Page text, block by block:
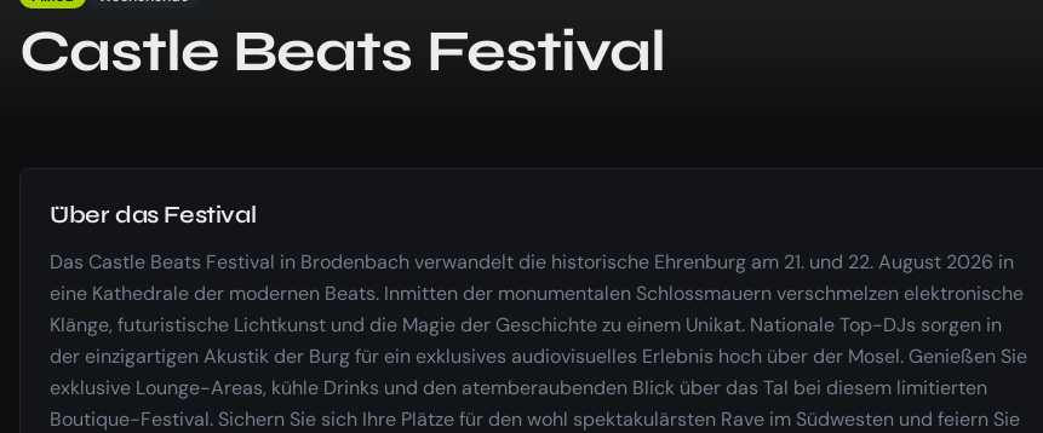
Castle Beats Festival
Über das Festival
Das Castle Beats Festival in Brodenbach verwandelt die historische Ehrenburg am 21. und 22. August 2026 in
eine Kathedrale der modernen Beats. Inmitten der monumentalen Schlossmauern verschmelzen elektronische
Klänge, futuristische Lichtkunst und die Magie der Geschichte zu einem Unikat. Nationale Top-DJs sorgen in
der einzigartigen Akustik der Burg für ein exklusives audiovisuelles Erlebnis hoch über der Mosel. Genießen Sie
exklusive Lounge-Areas, kühle Drinks und den atemberaubenden Blick über das Tal bei diesem limitierten
Boutique-Festival. Sichern Sie sich Ihre Plätze für den wohl spektakulärsten Rave im Südwesten und feiern Sie